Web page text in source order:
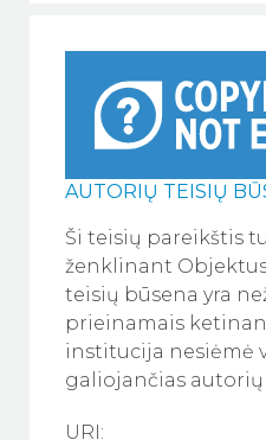
AUTORIŲ TEISIŲ
Ši teisių pareikštis
ženklinant
teisių būsena yra
prieinamais
institucija nesiėmė
galiojančias autorių
URI: